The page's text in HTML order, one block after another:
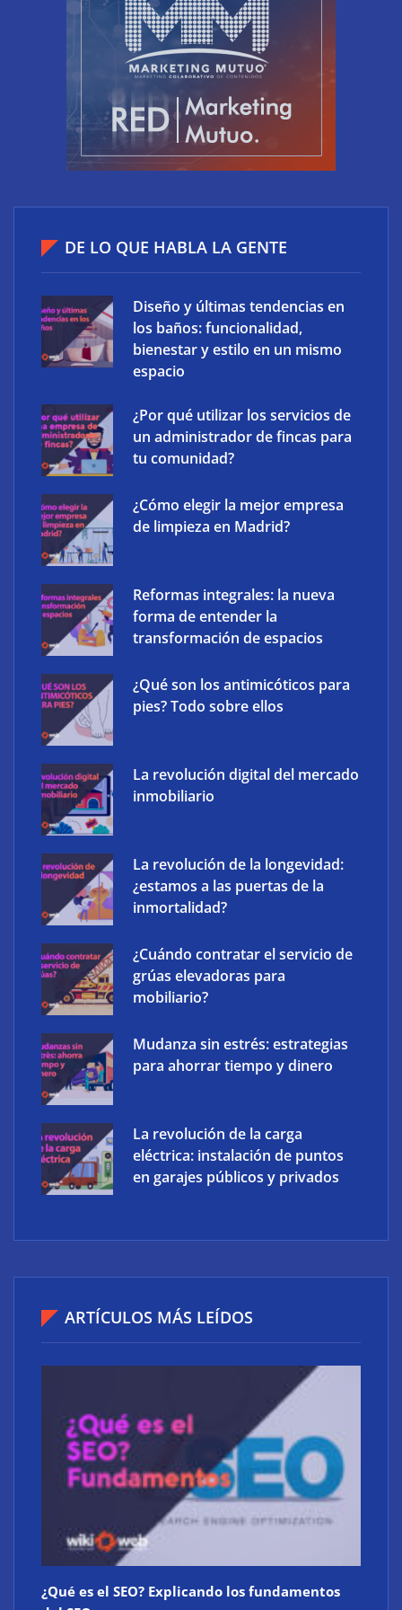
El riesgo oculto del verano en el puesto de trabajo:
XCharge: cinco retos para la electrificación de las
flotas comerciales en España
The Factory School explica por qué aprender
herramientas de IA ya no es suficiente para los
profesionales de la arquitectura
DE LO QUE HABLA LA GENTE
Diseño y últimas tendencias en
los baños: funcionalidad,
bienestar y estilo en un mismo
espacio
¿Por qué utilizar los servicios de
un administrador de fincas para
tu comunidad?
¿Cómo elegir la mejor empresa
de limpieza en Madrid?
Reformas integrales: la nueva
forma de entender la
transformación de espacios
¿Qué son los antimicóticos para
pies? Todo sobre ellos
La revolución digital del mercado
inmobiliario
La revolución de la longevidad:
¿estamos a las puertas de la
inmortalidad?
¿Cuándo contratar el servicio de
grúas elevadoras para
mobiliario?
Mudanza sin estrés: estrategias
para ahorrar tiempo y dinero
La revolución de la carga
eléctrica: instalación de puntos
en garajes públicos y privados
ARTÍCULOS MÁS LEÍDOS
¿Qué es el SEO? Explicando los fundamentos